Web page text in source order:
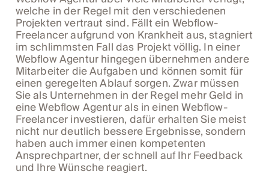
welche in der Regel mit den verschiedenen
Projekten vertraut sind. Fällt ein Webflow-
Freelancer aufgrund von Krankheit aus, stagniert
im schlimmsten Fall das Projekt völlig. In einer
Webflow Agentur hingegen übernehmen andere
Mitarbeiter die Aufgaben und können somit für
einen geregelten Ablauf sorgen. Zwar müssen
Sie als Unternehmen in der Regel mehr Geld in
eine Webflow Agentur als in einen Webflow-
Freelancer investieren, dafür erhalten Sie meist
nicht nur deutlich bessere Ergebnisse, sondern
haben auch immer einen kompetenten
Ansprechpartner, der schnell auf Ihr Feedback
und Ihre Wünsche reagiert.